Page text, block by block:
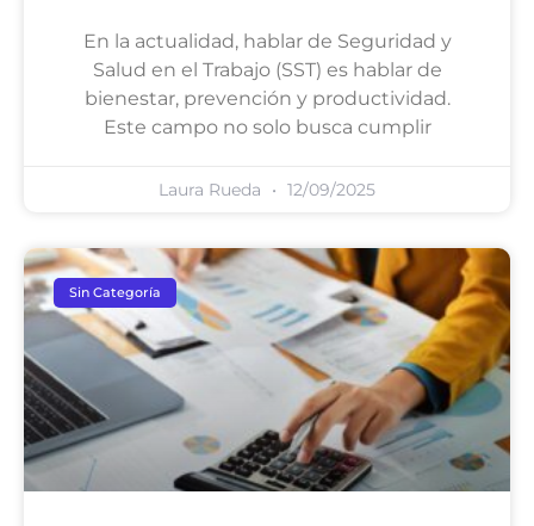
En la actualidad, hablar de Seguridad y
Salud en el Trabajo (SST) es hablar de
bienestar, prevención y productividad.
Este campo no solo busca cumplir
Laura Rueda 12/09/2025
Sin Categoría